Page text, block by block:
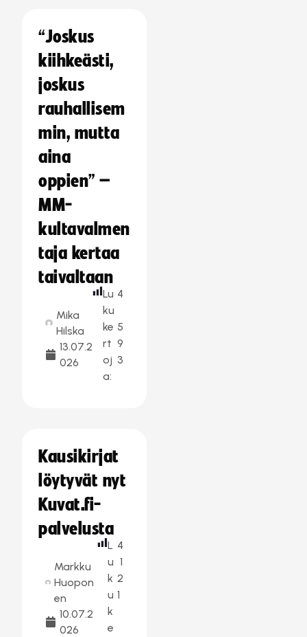
“Joskus
kiihkeästi,
joskus
rauhallisem
min, mutta
aina
oppien” –
MM-
kultavalmen
taja kertaa
taivaltaan
Mika
Hilska
13.07.2
026
Lu
ku
ke
rt
oj
a:
4
5
9
3
Kausikirjat
löytyvät nyt
Kuvat.fi-
palvelusta
Markku
Huopon
en
10.07.2
026
L
u
k
u
k
e
4
1
2
1